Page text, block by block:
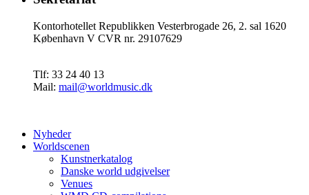
Kontorhotellet Republikken Vesterbrogade 26, 2. sal 1620
København V CVR nr. 29107629
Tlf: 33 24 40 13
Mail: mail@worldmusic.dk
Nyheder
Worldscenen
Kunstnerkatalog
Danske world udgivelser
Venues